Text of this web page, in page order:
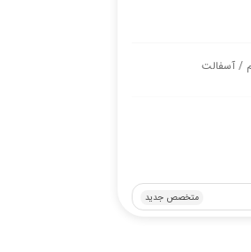
/ آسفالت
متخصص جدید